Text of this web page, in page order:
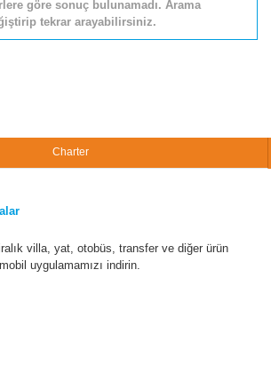
göre sonuç bulunamadı. Arama
tekrar arayabilirsiniz.
Charter
villa, yat, otobüs, transfer ve diğer ürün
uygulamamızı indirin.